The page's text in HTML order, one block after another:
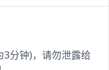
3分钟)，请勿泄露给